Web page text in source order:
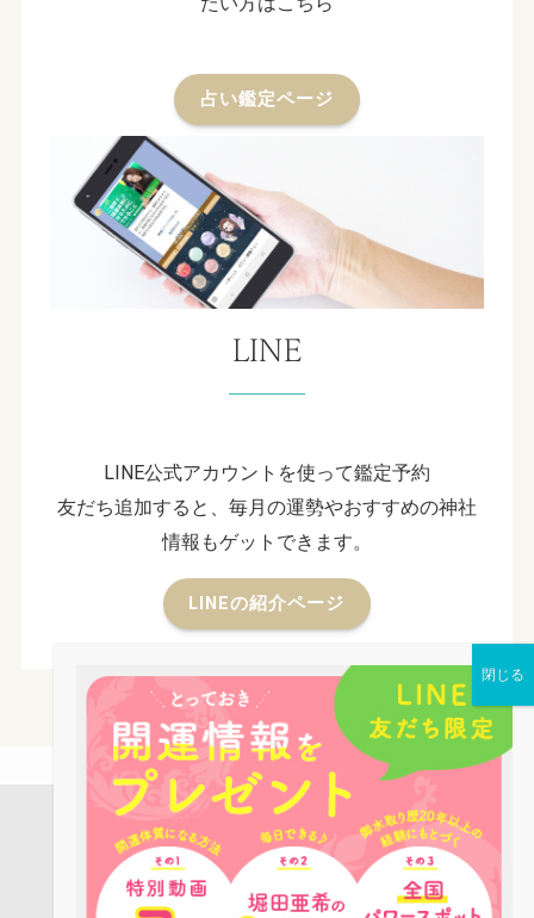
占い鑑定ページ
LINE
LINE公式アカウントを使って鑑定予約
友だち追加すると、毎月の運勢やおすすめの神社
情報もゲットできます。
LINEの紹介ページ
店舗案内 占い鑑定 パワーストーン
お役立ち情報
ピーコックLINE公式アカウントのご紹介
ブログ